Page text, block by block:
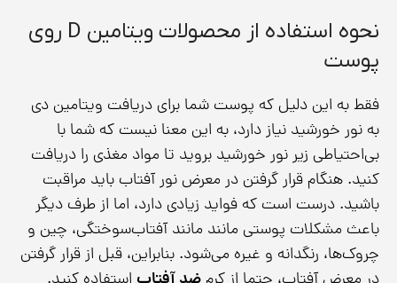
نحوه استفاده از محصولات ویتامین D روی
پوست
فقط به این دلیل که پوست شما برای دریافت ویتامین دی
به نور خورشید نیاز دارد، به این معنا نیست که شما با
بی‌احتیاطی زیر نور خورشید بروید تا مواد مغذی را دریافت
کنید. هنگام قرار گرفتن در معرض نور آفتاب باید مراقبت
باشید. درست است که فواید زیادی دارد، اما از طرف دیگر
باعث مشکلات پوستی مانند مانند آفتاب‌سوختگی، چین و
چروک‌ها، رنگدانه و غیره می‌شود. بنابراین، قبل از قرار گرفتن